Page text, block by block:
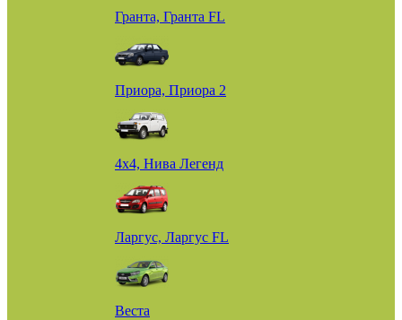
Гранта, Гранта FL
Приора, Приора 2
4х4, Нива Легенд
Ларгус, Ларгус FL
Веста